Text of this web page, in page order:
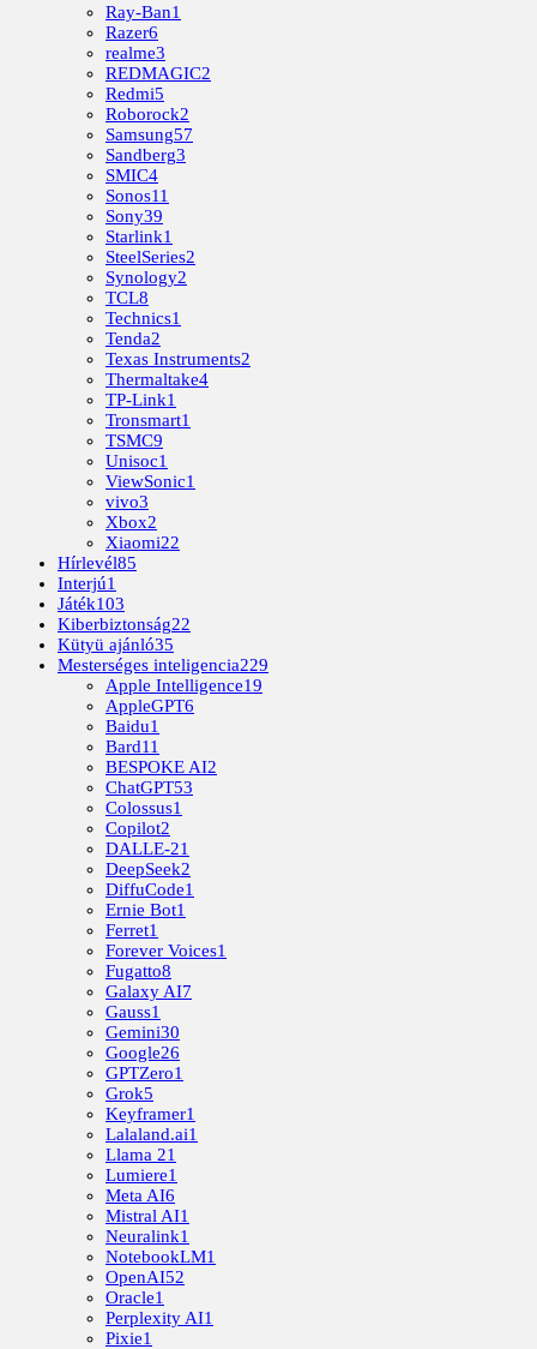
Ray-Ban1
Razer6
realme3
REDMAGIC2
Redmi5
Roborock2
Samsung57
Sandberg3
SMIC4
Sonos11
Sony39
Starlink1
SteelSeries2
Synology2
TCL8
Technics1
Tenda2
Texas Instruments2
Thermaltake4
TP-Link1
Tronsmart1
TSMC9
Unisoc1
ViewSonic1
vivo3
Xbox2
Xiaomi22
Hírlevél85
Interjú1
Játék103
Kiberbiztonság22
Kütyü ajánló35
Mesterséges inteligencia229
Apple Intelligence19
AppleGPT6
Baidu1
Bard11
BESPOKE AI2
ChatGPT53
Colossus1
Copilot2
DALLE-21
DeepSeek2
DiffuCode1
Ernie Bot1
Ferret1
Forever Voices1
Fugatto8
Galaxy AI7
Gauss1
Gemini30
Google26
GPTZero1
Grok5
Keyframer1
Lalaland.ai1
Llama 21
Lumiere1
Meta AI6
Mistral AI1
Neuralink1
NotebookLM1
OpenAI52
Oracle1
Perplexity AI1
Pixie1